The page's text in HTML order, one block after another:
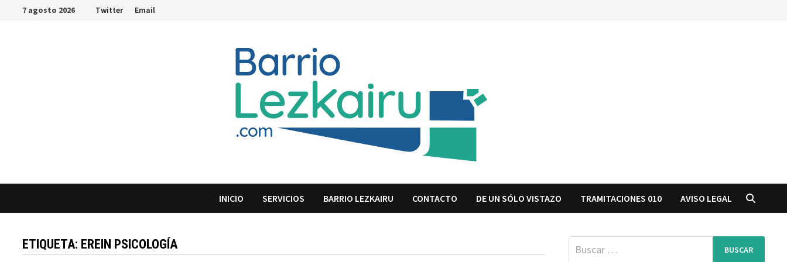
Saltar7 agosto 2026 Twitter Email
INICIO SERVICIOS BARRIO LEZKAIRU CONTACTO DE UN SÓLO VISTAZO TRAMITACIONES 010 AVISO LEGAL
ETIQUETA: EREIN PSICOLOGÍA Buscar: